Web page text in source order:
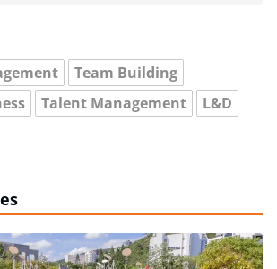
Team Building
Talent Management
L&D